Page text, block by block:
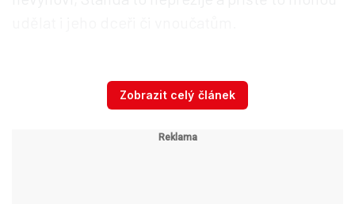
Nakonec se spokojili se 2,5 miliony korun, které
otec vyhodil z jedoucího vlaku ven do pole. Tou
Zobrazit celý článek